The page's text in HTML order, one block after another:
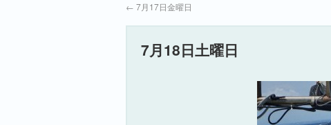
← 7月17日金曜日
7月18日土曜日